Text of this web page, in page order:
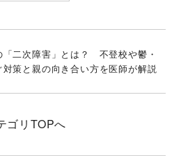
「二次障害」とは？ 不登校や鬱・
対策と親の向き合い方を医師が解説
ゴリ TOPへ